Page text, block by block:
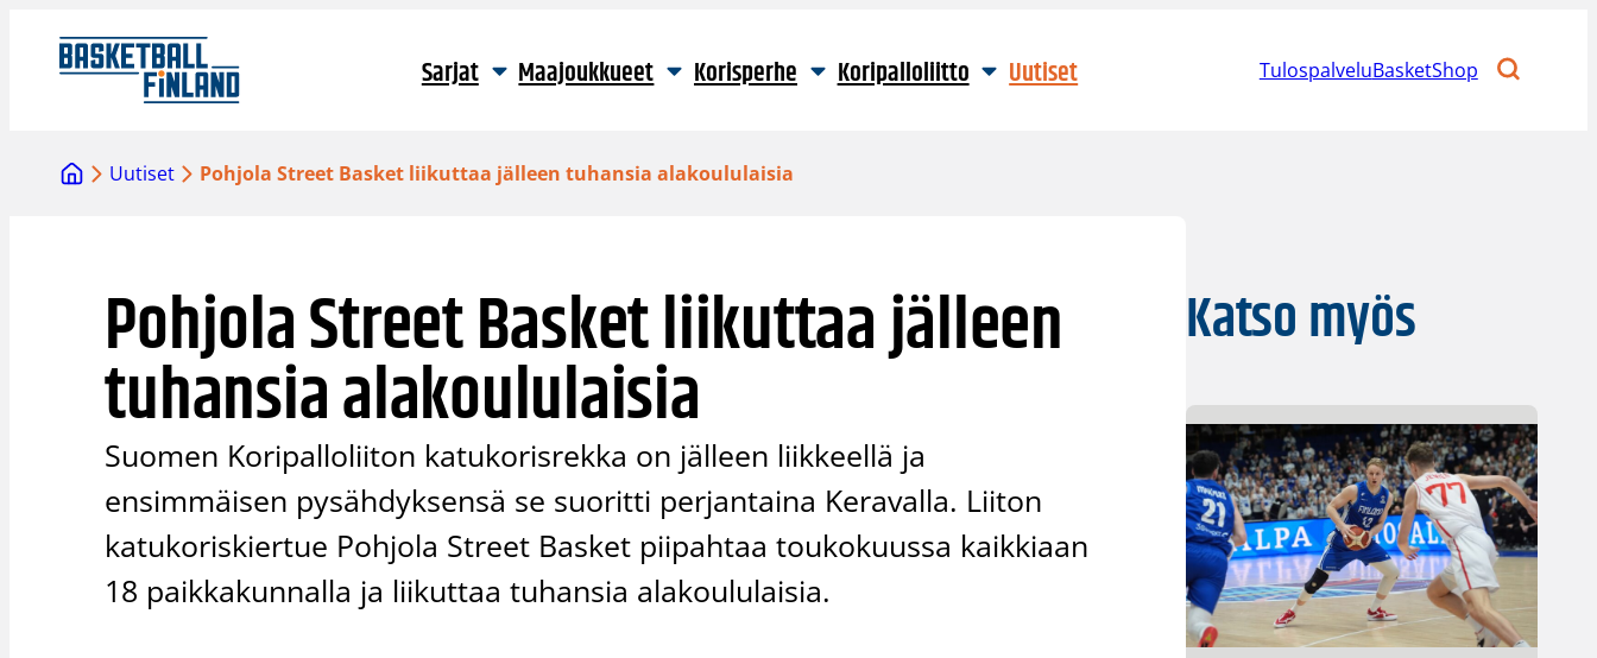
sisältöön
Sarjat Maajoukkueet Korisperhe Koripalloliitto Uutiset TulospalveluBasketShop
Uutiset Pohjola Street Basket liikuttaa jälleen tuhansia alakoululaisia
Pohjola Street Basket liikuttaa jälleen
tuhansia alakoululaisia
Suomen Koripalloliiton katukorisrekka on jälleen liikkeellä ja
ensimmäisen pysähdyksensä se suoritti perjantaina Keravalla. Liiton
katukoriskiertue Pohjola Street Basket piipahtaa toukokuussa kaikkiaan
18 paikkakunnalla ja liikuttaa tuhansia alakoululaisia.
Katso myös